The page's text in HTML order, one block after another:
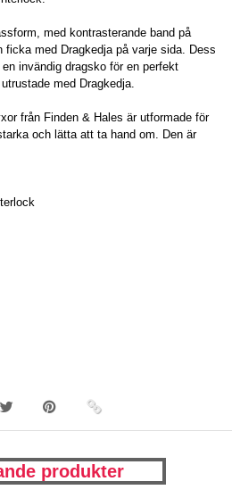
med kontrasterande band på
med Dragkedja på varje sida. Dess
invändig dragsko för en perfekt
med Dragkedja.
från Finden & Hales är utformade för
och lätta att ta hand om. Den är
produkter